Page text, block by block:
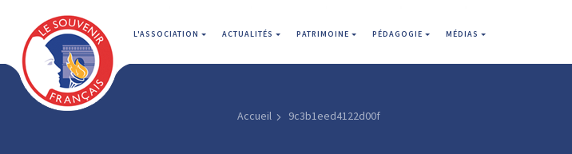
L'ASSOCIATION ACTUALITÉS PATRIMOINE PÉDAGOGIE MÉDIAS
Accueil 9c3b1eed4122d00f